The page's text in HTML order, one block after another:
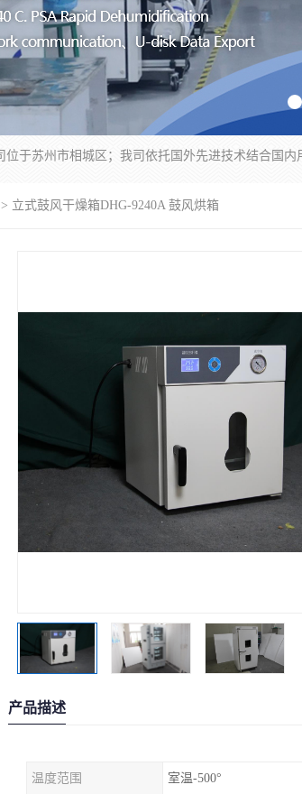
> 立式鼓风干燥箱DHG-9240A 鼓风烘箱
产品描述
温度范围 室温-500°